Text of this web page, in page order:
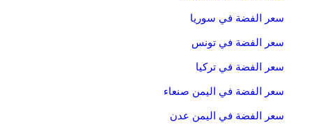
سعر الفضة في سوريا
سعر الفضة في تونس
سعر الفضة في تركيا
سعر الفضة في اليمن صنعاء
سعر الفضة في اليمن عدن